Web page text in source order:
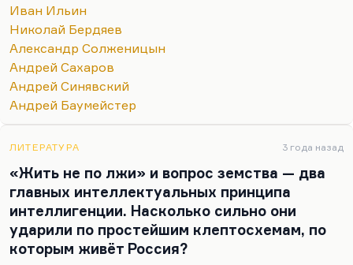
Иван Ильин
Николай Бердяев
Александр Солженицын
Андрей Сахаров
Андрей Синявский
Андрей Баумейстер
ЛИТЕРАТУРА 3 года назад
«Жить не по лжи» и вопрос земства — два
главных интеллектуальных принципа
интеллигенции. Насколько сильно они
ударили по простейшим клептосхемам, по
которым живёт Россия?